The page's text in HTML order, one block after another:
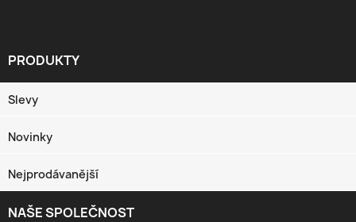
PRODUKTY
Slevy
Novinky
Nejprodávanější
NAŠE SPOLEČNOST